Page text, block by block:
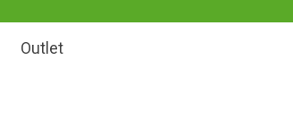
Outlet